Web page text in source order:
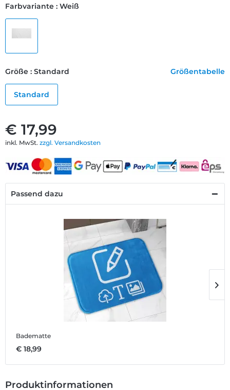
€ 17,99
inkl. MwSt. zzgl. Versandkosten
Farbvariante : Weiß
Größe : Standard Größentabelle
Standard
Passend dazu
Badematte
€ 18,99
Produktinformationen